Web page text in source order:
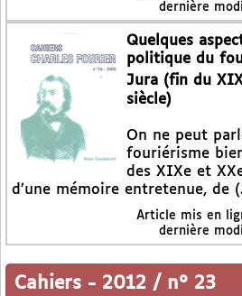
dernière
Quelques
politique du
Jura (fin du
siècle)
On ne peut
fouriérisme
des XIXe et
d’une mémoire entretenue, de
Article mis en
dernière
Cahiers - 2012 / n° 23